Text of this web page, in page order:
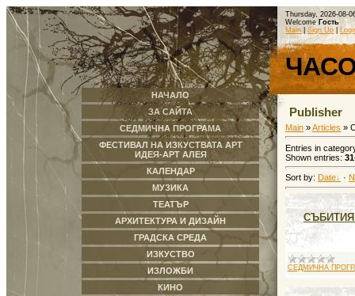
НАЧАЛО
ЗА САЙТА
СЕДМИЧНА ПРОГРАМА
ФЕСТИВАЛ НА ИЗКУСТВАТА АРТ
ИДЕЯ-АРТ АЛЕЯ
КАЛЕНДАР
МУЗИКА
ТЕАТЪР
АРХИТЕКТУРА И ДИЗАЙН
ГРАДСКА СРЕДА
ИЗКУСТВО
ИЗЛОЖБИ
КИНО
Thursday, 2026-08-
Welcome Гость
Main
Sign Up
Publisher
Main »Articles »
Entries in
Shown entries:
Sort by: Date ·
СЪБИТИЯ
СЕДМИЧНА